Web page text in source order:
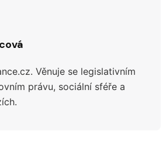
Věnuje se legislativním
právu, sociální sféře a